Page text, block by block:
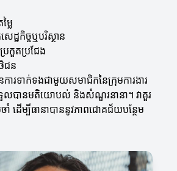
លៃ
ដ្ឋកិច្ចឬបរិស្ថាន
ប្រកួតប្រជែង
ជន
នការទាក់ទងជាមួយសមាជិកនៃក្រុមការងារ
លបានមតិយោបល់ និងសំណួរនានា។ វាគួរ
ចាំ ដើម្បីធានាបាននូវភាពជោគជ័យបន្ថែម